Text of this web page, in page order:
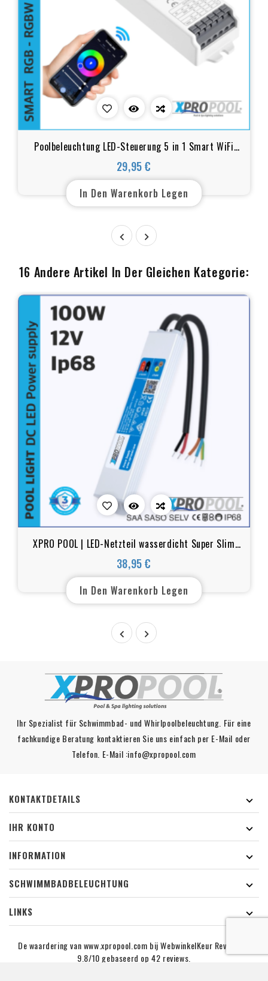
Poolbeleuchtung LED-Steuerung 5 in 1 Smart WiFi
und Bluetooth für RGB, RGBW, RGB+CCT, WW+CW,
CCT LEDs
29,95 €
Preis
In Den Warenkorb Legen
 
16 Andere Artikel In Der Gleichen Kategorie:
XPRO POOL | LED-Netzteil wasserdicht Super Slim
IP68 12v 100w
38,95 €
Preis
In Den Warenkorb Legen
 
Ihr Spezialist für Schwimmbad- und Whirlpoolbeleuchtung. Für eine
fachkundige Beratung kontaktieren Sie uns einfach per E-Mail oder
Telefon. E-Mail :info@xpropool.com
KONTAKTDETAILS

IHR KONTO

INFORMATION

SCHWIMMBADBELEUCHTUNG

LINKS

De waardering van www.xpropool.com bijWebwinkelKeur Reviews
9.8/10 gebaseerd op 42 reviews.